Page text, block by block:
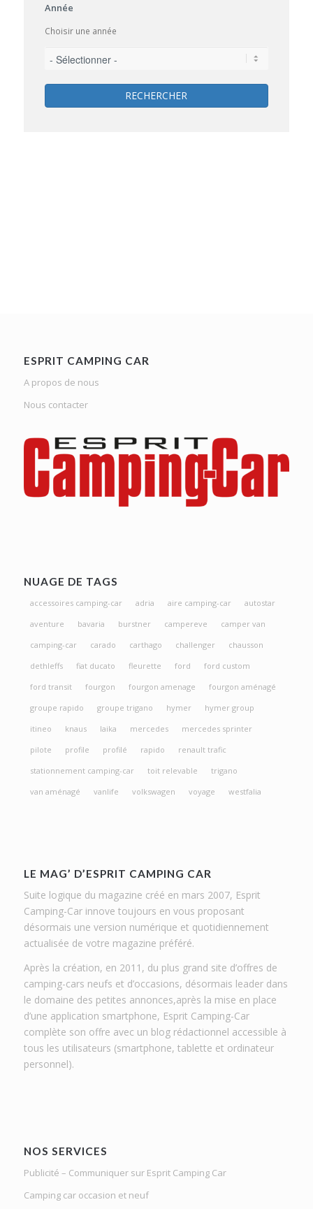
Année
Choisir une année
RECHERCHER
ESPRIT CAMPING CAR
A propos de nous
Nous contacter
NUAGE DE TAGS
accessoires camping-car adria aire camping-car
autostar
aventure
bavaria burstner campereve
camper van
camping-car
carado carthago challenger
chausson
dethleffs
fiat ducato fleurette ford
ford custom
ford transit
fourgon fourgon amenage
fourgon aménagé
groupe rapido
groupe trigano hymer
hymer group
itineo
knaus laika mercedes
mercedes sprinter
pilote
profile profilé rapido
renault trafic
stationnement camping-car
toit relevable
trigano
van aménagé
vanlife volkswagen voyage westfalia
LE MAG’ D’ESPRIT CAMPING CAR
Suite logique du magazine créé en mars 2007, Esprit
Camping-Car innove toujours en vous proposant
désormais une version numérique et quotidiennement
actualisée de votre magazine préféré.
Après la création, en 2011, du plus grand site d’offres de
camping-cars neufs et d’occasions, désormais leader dans
le domaine des petites annonces,après la mise en place
d’une application smartphone, Esprit Camping-Car
complète son offre avec un blog rédactionnel accessible à
tous les utilisateurs (smartphone, tablette et ordinateur
personnel).
NOS SERVICES
Publicité – Communiquer sur Esprit Camping Car
Camping car occasion et neuf